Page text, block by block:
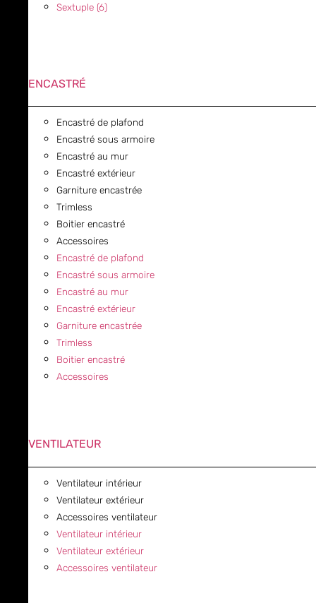
Sextuple (6)
ENCASTRÉ
Encastré de plafond
Encastré sous armoire
Encastré au mur
Encastré extérieur
Garniture encastrée
Trimless
Boitier encastré
Accessoires
Encastré de plafond
Encastré sous armoire
Encastré au mur
Encastré extérieur
Garniture encastrée
Trimless
Boitier encastré
Accessoires
VENTILATEUR
Ventilateur intérieur
Ventilateur extérieur
Accessoires ventilateur
Ventilateur intérieur
Ventilateur extérieur
Accessoires ventilateur